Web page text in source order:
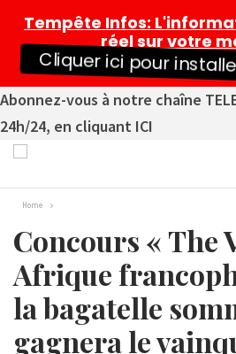
Abonnez-vous à notre chaîne
24h/24, en cliquant ICI
Home
Concours « The
Afrique
la bagatelle
gagnera le
Tempête Infos:
réel sur votre
Cliquer ici pour